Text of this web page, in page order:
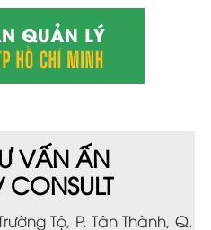
VẤN ẤN
CONSULT
Tộ, P. Tân Thành, Q.